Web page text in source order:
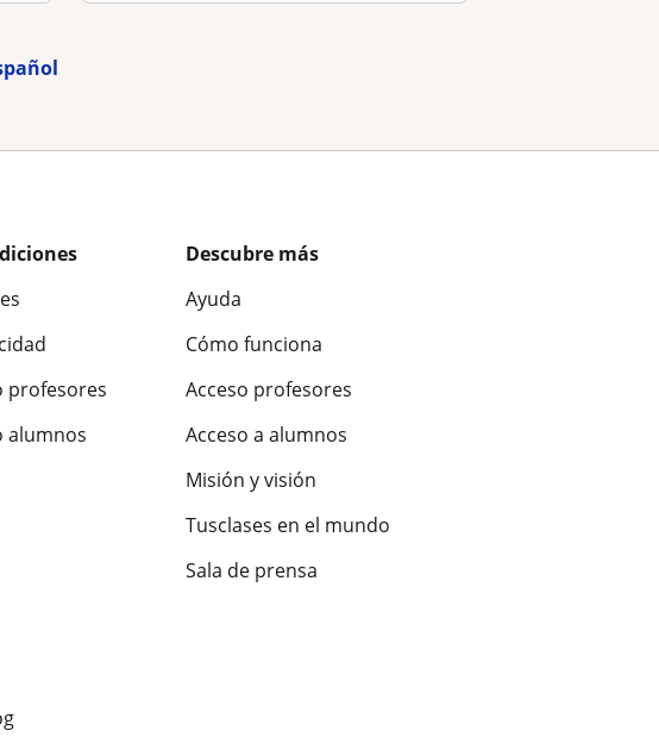
profesores
alumnos
Descubre más
Ayuda
Cómo funciona
Acceso profesores
Acceso a alumnos
Misión y visión
Tusclases en el mundo
Sala de prensa